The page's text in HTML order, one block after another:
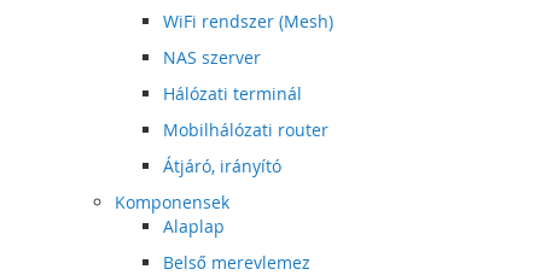
WiFi rendszer (Mesh)
NAS szerver
Hálózati terminál
Mobilhálózati router
Átjáró, irányító
Komponensek
Alaplap
Belső merevlemez